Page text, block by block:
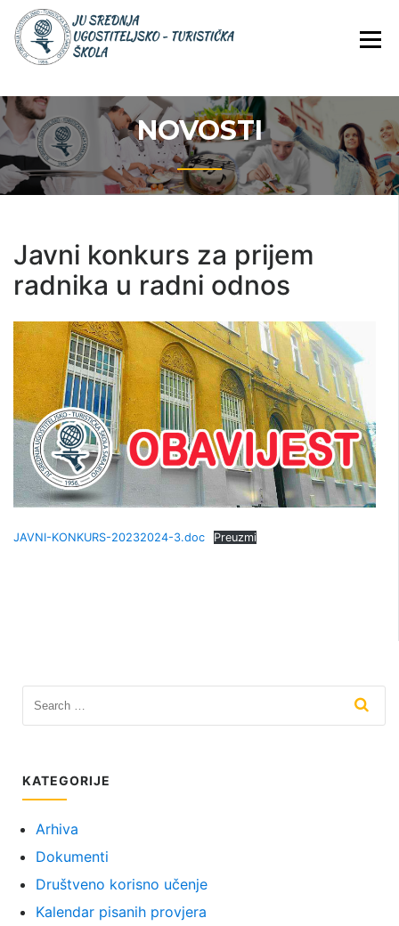
Skip
content
JU SREDNJA
NOVOSTI
Javni konkurs za prijem
radnika u radni odnos
JAVNI-KONKURS-20232024-3.doc Preuzmi
KATEGORIJE
Arhiva
Dokumenti
Društveno korisno učenje
Kalendar pisanih provjera